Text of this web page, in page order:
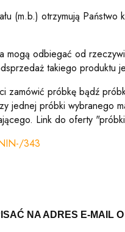
(m.b.) otrzymują
mogą odbiegać od
takiego produktu
zamówić próbkę bądź
jednej próbki wybranego
Link do oferty
343
NA ADRES E-MAIL